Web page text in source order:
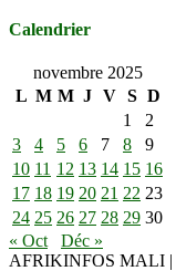
Calendrier
novembre 2025
L M M J V S D
1
2
3
4 5 6 7 8
9
10 11 12 13 14 15 16
17 18 19 20 21 22 23
24 25 26 27 28 29 30
« Oct
Déc »
AFRIKINFOS MALI |